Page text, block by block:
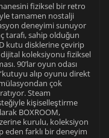
fiziksel bir retro
tamamen nostalji
deneyimi sunuyor
tarafı, sahip olduğun
kutu disklerine çevirip
koleksiyonu fiziksel
90’lar oyun odası
alıp oyunu direkt
çok
Steam
kişiselleştirme
BOXROOM,
kurulu, koleksiyon
eden farklı bir deneyim